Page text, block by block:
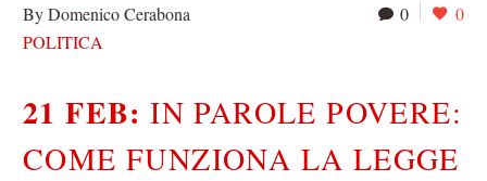
0 0
By Domenico Cerabona
POLITICA
21 FEB:IN PAROLE POVERE:
COME FUNZIONA LA LEGGE